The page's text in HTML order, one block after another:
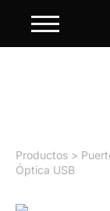
Productos >
Óptica USB